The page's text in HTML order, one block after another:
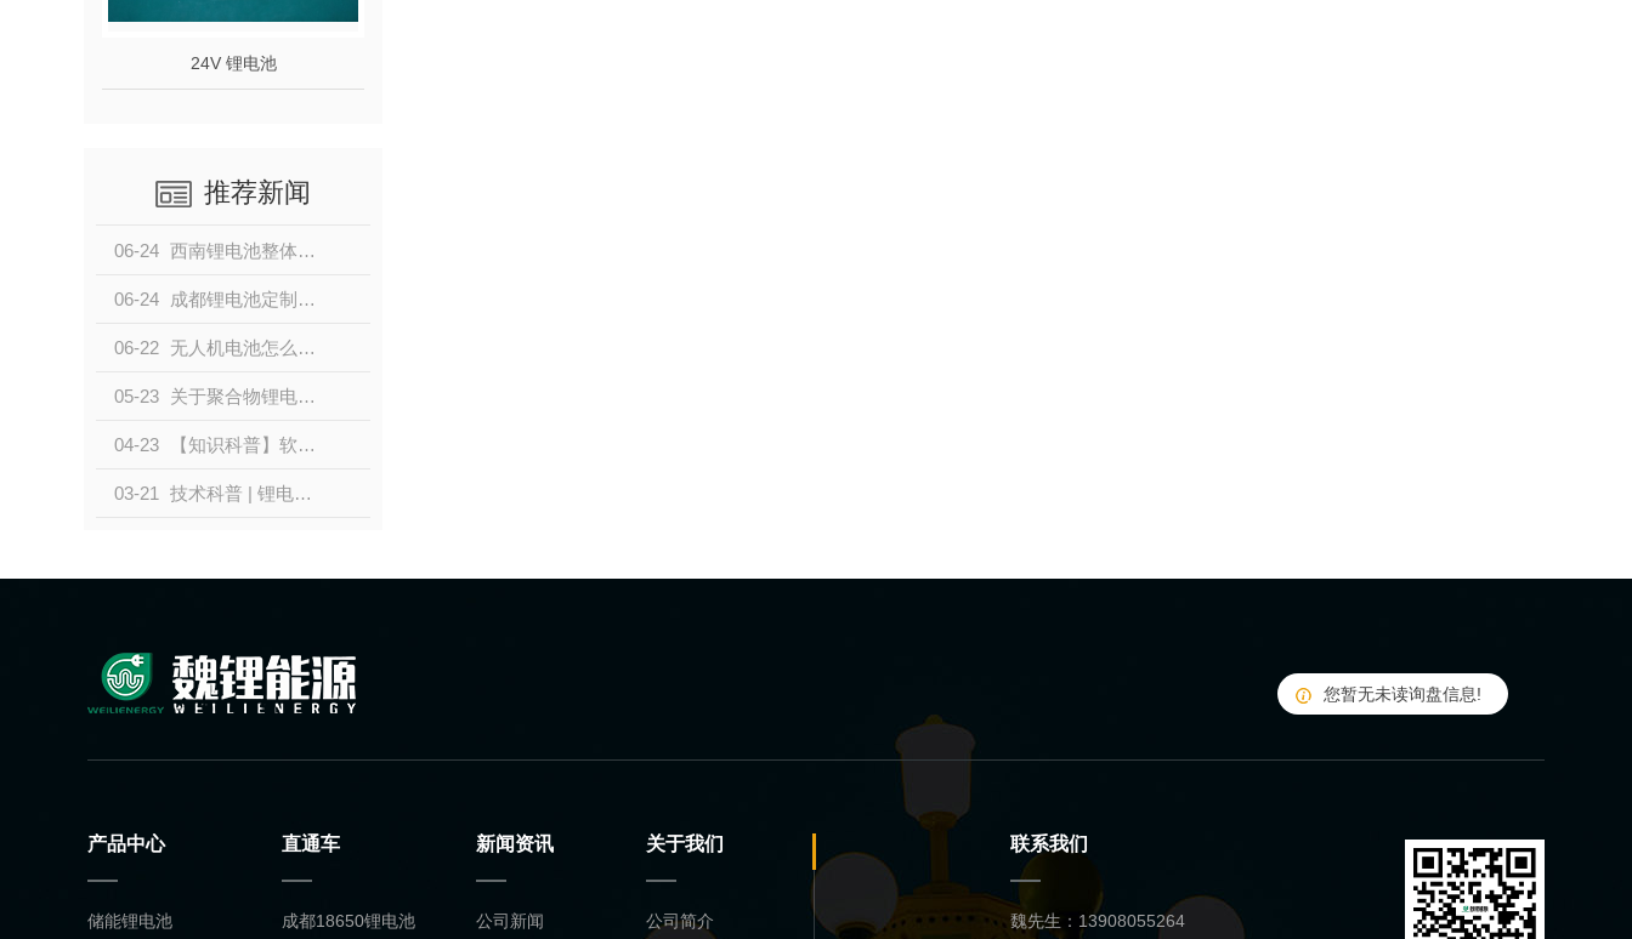
24V 锂电池
推荐新闻
06-24 西南锂电池整体解决方案定制，认准成都魏锂新能源，本地锂电池厂家按需定制
06-24 成都锂电池定制哪家靠谱？魏锂新能源，西南专业锂电池定制源头厂家
06-22 无人机电池怎么选？高倍率长续航锂电池选型技巧，成都魏锂新能源为您解答
05-23 关于聚合物锂电池的特点和原理是什么？？
04-23 【知识科普】软包锂电池的优点特点！！！
03-21 技术科普 | 锂电池知识科普
您暂无未读询盘信息!
产品中心
储能锂电池
直通车
成都18650锂电池
新闻资讯
公司新闻
关于我们
公司简介
联系我们
魏先生：13908055264